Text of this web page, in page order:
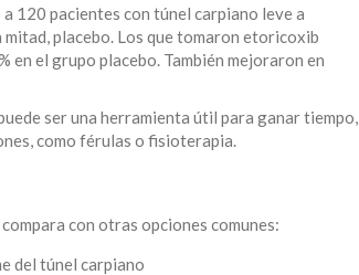
120 pacientes con túnel carpiano leve a
placebo. Los que tomaron etoricoxib
en el grupo placebo. También mejoraron en
ser una herramienta útil para ganar tiempo,
como férulas o fisioterapia.
con otras opciones comunes:
del túnel carpiano